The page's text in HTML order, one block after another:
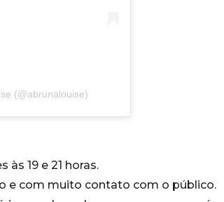
(@abrunalouise)
às 19 e 21 horas.
e com muito contato com o público.